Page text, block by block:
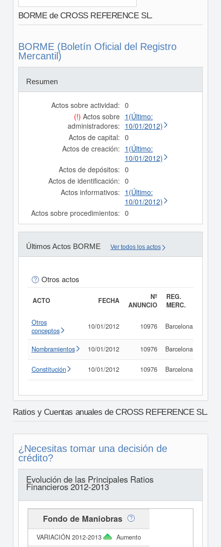
BORME de CROSS REFERENCE SL.
BORME (Boletín Oficial del Registro
Mercantil)
Resumen
Actos sobre actividad: 0
(!) Actos sobre
administradores:
1(Último:
10/01/2012)
Actos de capital: 0
Actos de creación: 1(Último:
10/01/2012)
Actos de depósitos: 0
Actos de identificación: 0
Actos informativos: 1(Último:
10/01/2012)
Actos sobre procedimientos: 0
Últimos Actos BORME Ver todos los actos
Otros actos
ACTO FECHA
Nº
ANUNCIO
REG.
MERC.
Otros
conceptos
10/01/2012 10976 Barcelona
Nombramientos 10/01/2012 10976 Barcelona
Constitución 10/01/2012 10976 Barcelona
Ratios y Cuentas anuales de CROSS REFERENCE SL.
¿Necesitas tomar una decisión de
crédito?
Evolución de las Principales Ratios
Financieros 2012-2013
Fondo de Maniobras
Aumento